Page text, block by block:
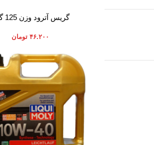
افزودن به سبد خرید
گریس آترود وزن 125 گرم
۴۶.۲۰۰ تومان